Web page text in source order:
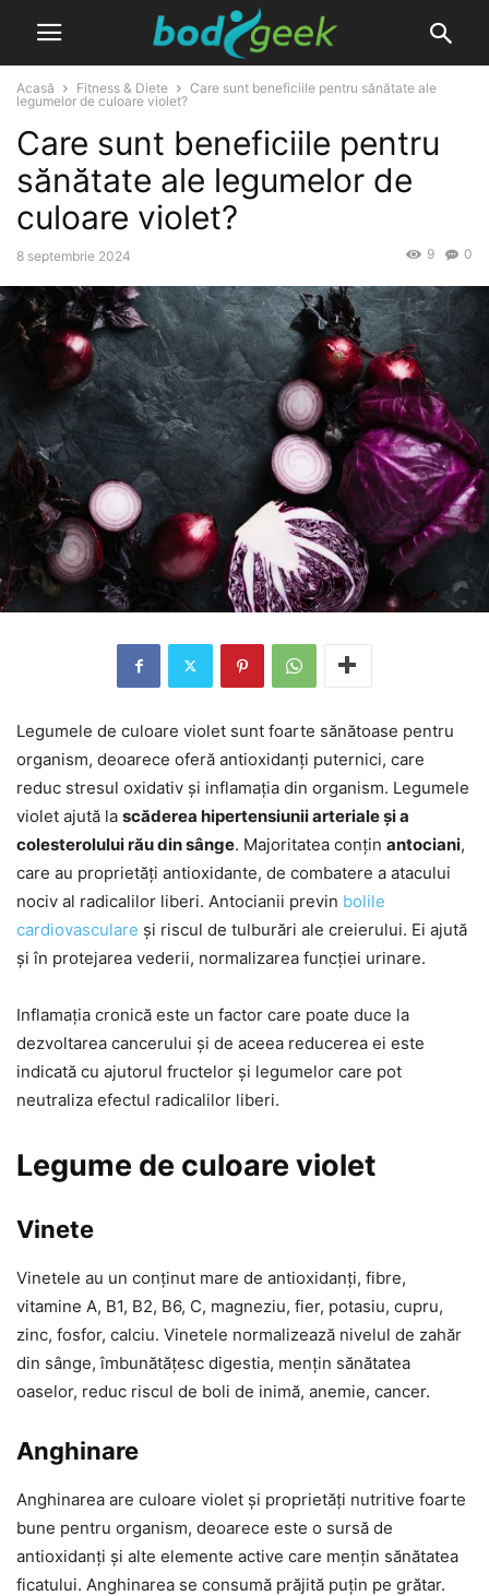
Acasă Fitness & Diete
Care sunt beneficiile pentru sănătate ale
legumelor de culoare violet?
Care sunt beneficiile pentru
sănătate ale legumelor de
culoare violet?
8 septembrie 2024 0
9
Legumele de culoare violet sunt foarte sănătoase pentru
organism, deoarece oferă antioxidanți puternici, care
reduc stresul oxidativ și inflamația din organism. Legumele
violet ajută la scăderea hipertensiunii arteriale și a
colesterolului rău din sânge. Majoritatea conțin antociani,
care au proprietăți antioxidante, de combatere a atacului
nociv al radicalilor liberi. Antocianii previn bolile
cardiovasculare și riscul de tulburări ale creierului. Ei ajută
și în protejarea vederii, normalizarea funcției urinare.
Inflamația cronică este un factor care poate duce la
dezvoltarea cancerului și de aceea reducerea ei este
indicată cu ajutorul fructelor și legumelor care pot
neutraliza efectul radicalilor liberi.
Legume de culoare violet
Vinete
Vinetele au un conținut mare de antioxidanți, fibre,
vitamine A, B1, B2, B6, C, magneziu, fier, potasiu, cupru,
zinc, fosfor, calciu. Vinetele normalizează nivelul de zahăr
din sânge, îmbunătățesc digestia, mențin sănătatea
oaselor, reduc riscul de boli de inimă, anemie, cancer.
Anghinare
Anghinarea are culoare violet și proprietăți nutritive foarte
bune pentru organism, deoarece este o sursă de
antioxidanți și alte elemente active care mențin sănătatea
ficatului. Anghinarea se consumă prăjită puțin pe grătar.